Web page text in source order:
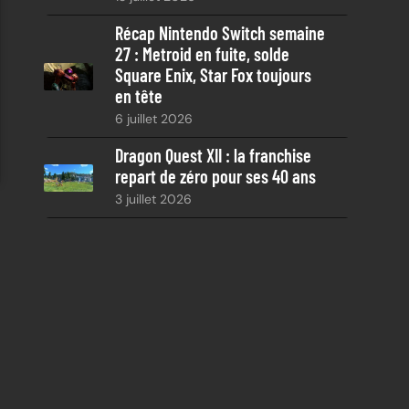
Récap Nintendo Switch semaine
27 : Metroid en fuite, solde
Square Enix, Star Fox toujours
en tête
6 juillet 2026
Dragon Quest XII : la franchise
repart de zéro pour ses 40 ans
3 juillet 2026